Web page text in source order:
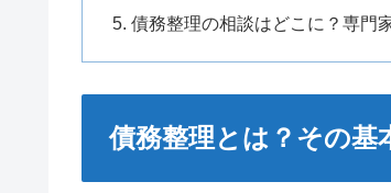
債務整理の相談はどこに？専門
債務整理とは？その基